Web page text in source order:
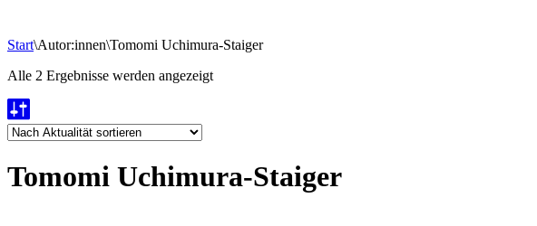
Start\Autor:innen\Tomomi Uchimura-Staiger
Alle 2 Ergebnisse werden angezeigtNach
Tomomi Uchimura-Staiger